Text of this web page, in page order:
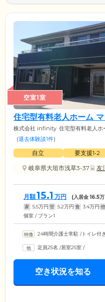
空室1室
住宅型有料老人ホーム
株式会社 infinity 住宅型有料老人ホ
(退去体験談1件)
自立 要支援1•2
岐阜県大垣市浅草3-37
友
月額15.1 万円 (入居金16.5
家 5.5万円 管 5.2万円 食 3.4万円 他
個室 / プラン1
24時間介護士常駐 /トイレ付
定員25名 /居室25室 /
空き状況を知る